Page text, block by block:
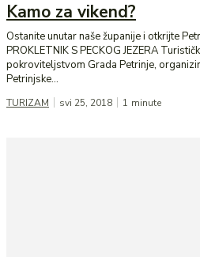
Kamo za vikend?
Ostanite unutar naše županije i otkrijte
PROKLETNIK S PECKOG JEZERA Turistička zajednica Grada Petrinje pod
pokroviteljstvom Grada Petrinje,
Petrinjske...
TURIZAM svi 25, 2018 1 minute